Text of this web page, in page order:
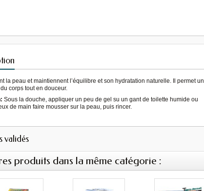
la peau et maintiennent l’équilibre et son hydratation naturelle. Il permet un
corps tout en douceur.
Sous la douche, appliquer un peu de gel su un gant de toilette humide ou
de main faire mousser sur la peau, puis rincer.
validés
produits dans la même catégorie :